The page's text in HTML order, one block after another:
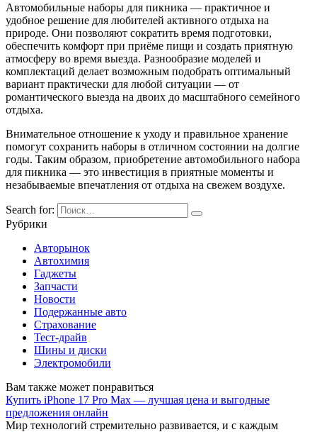
Автомобильные наборы для пикника — практичное и
удобное решение для любителей активного отдыха на
природе. Они позволяют сократить время подготовки,
обеспечить комфорт при приёме пищи и создать приятную
атмосферу во время выезда. Разнообразие моделей и
комплектаций делает возможным подобрать оптимальный
вариант практически для любой ситуации — от
романтического выезда на двоих до масштабного семейного
отдыха.
Внимательное отношение к уходу и правильное хранение
помогут сохранить наборы в отличном состоянии на долгие
годы. Таким образом, приобретение автомобильного набора
для пикника — это инвестиция в приятные моменты и
незабываемые впечатления от отдыха на свежем воздухе.
Search for:
Рубрики
Авторынок
Автохимия
Гаджеты
Запчасти
Новости
Подержанные авто
Страхование
Тест-драйв
Шины и диски
Электромобили
Вам также может понравиться
Купить iPhone 17 Pro Max — лучшая цена и выгодные
предложения онлайн
Мир технологий стремительно развивается, и с каждым